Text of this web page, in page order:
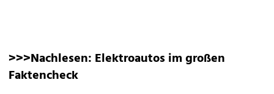
>>>Nachlesen: Elektroautos im großen
Faktencheck